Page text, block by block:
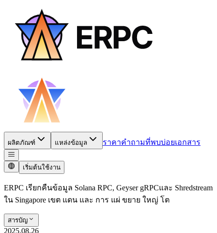
ผลิตภัณฑ์ แหล่งข้อมูล ราคาคำถามที่พบบ่อยเอกสาร
เริ่มต้นใช้งาน
ERPC เรียกคืนข้อมูล Solana RPC, Geyser gRPCและ Shredstream
ใน Singapore เขต แดน และ การ แผ่ ขยาย ใหญ่ โต
สารบัญ
2025.08.26